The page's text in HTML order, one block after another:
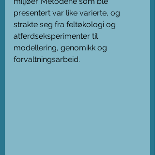
presentert var like varierte, og
strakte seg fra feltøkologi og
atferdseksperimenter til
modellering, genomikk og
forvaltningsarbeid.